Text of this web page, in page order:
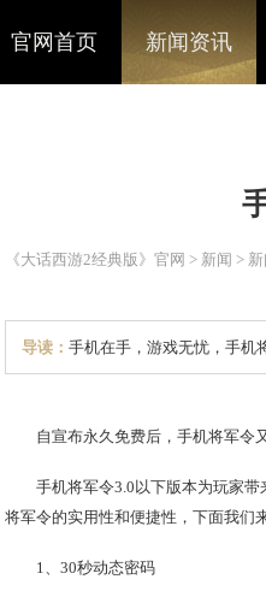
官网首页 新闻资讯
自宣布永久免费后，手
手机将军令3.0以下版